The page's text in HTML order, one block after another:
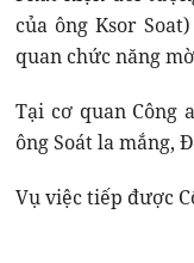
của ông Ksor
quan chức năng
Tại cơ quan Công
ông Soát la mắng,
Vụ việc tiếp được